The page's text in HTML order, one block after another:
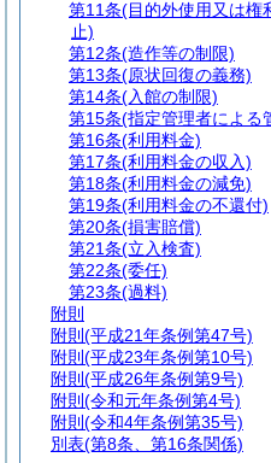
第11条(目的外使用又は権
止)
第12条(造作等の制限)
第13条(原状回復の義務)
第14条(入館の制限)
第15条(指定管理者による
第16条(利用料金)
第17条(利用料金の収入)
第18条(利用料金の減免)
第19条(利用料金の不還付)
第20条(損害賠償)
第21条(立入検査)
第22条(委任)
第23条(過料)
附則
附則 (平成21年条例第47号)
附則 (平成23年条例第10号)
附則 (平成26年条例第9号)
附則 (令和元年条例第4号)
附則 (令和4年条例第35号)
別表(第8条、第16条関係)